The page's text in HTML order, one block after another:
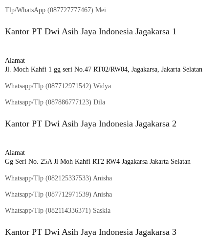
Tlp/WhatsApp (087727777467) Mei
Kantor PT Dwi Asih Jaya Indonesia Jagakarsa 1
Alamat
Jl. Moch Kahfi 1 gg seri No.47 RT02/RW04, Jagakarsa, Jakarta Selatan
Whatsapp/Tlp (087712971542) Widya
Whatsapp/Tlp (087886777123) Dila
Kantor PT Dwi Asih Jaya Indonesia Jagakarsa 2
Alamat
Gg Seri No. 25A Jl Moh Kahfi RT2 RW4 Jagakarsa Jakarta Selatan
Whatsapp/Tlp (082125337533) Anisha
Whatsapp/Tlp (087712971539) Anisha
Whatsapp/Tlp (082114336371) Saskia
Kantor PT Dwi Asih Jaya Indonesia Jagakarsa 3